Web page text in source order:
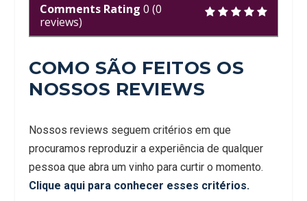
Comments Rating 0 (0
reviews)
COMO SÃO FEITOS OS
NOSSOS REVIEWS
Nossos reviews seguem critérios em que
procuramos reproduzir a experiência de qualquer
pessoa que abra um vinho para curtir o momento.
Clique aqui para conhecer esses critérios.